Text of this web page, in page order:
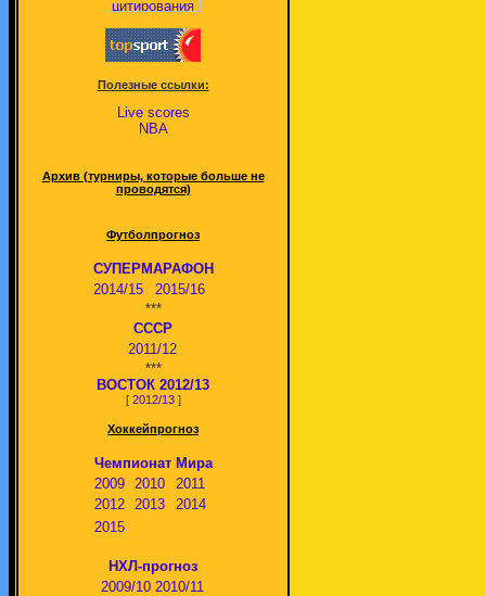
Полезные ссылки:
Live scores
NBA
Архив (турниры, которые больше не
проводятся)
Футболпрогноз
СУПЕРМАРАФОН
2014/15
2015/16
***
СССР
2011/12
***
ВОСТОК 2012/13
[ 2012/13]
Хоккейпрогноз
Чемпионат Мира
2009
2010
2011
2012
2013
2014
2015
НХЛ-прогноз
2009/10 2010/11